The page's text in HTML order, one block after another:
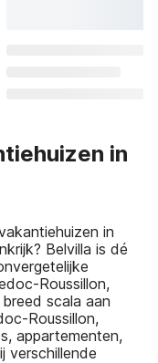
in
in
Belvilla is dé
Roussillon,
scala aan
Roussillon,
appartementen,
verschillende